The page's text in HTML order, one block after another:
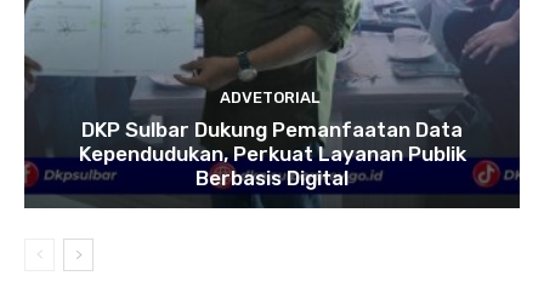
ADVETORIAL
DKP Sulbar Dukung Pemanfaatan Data
Kependudukan, Perkuat Layanan Publik
Berbasis Digital